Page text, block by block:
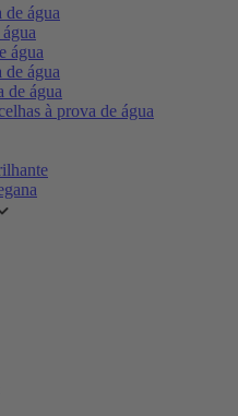
água
água
água
de água
à prova de água